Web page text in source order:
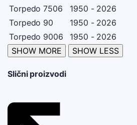
Torpedo 7506
1950 - 2026
Torpedo 90
1950 - 2026
Torpedo 9006 1950 - 2026
Slični proizvodi